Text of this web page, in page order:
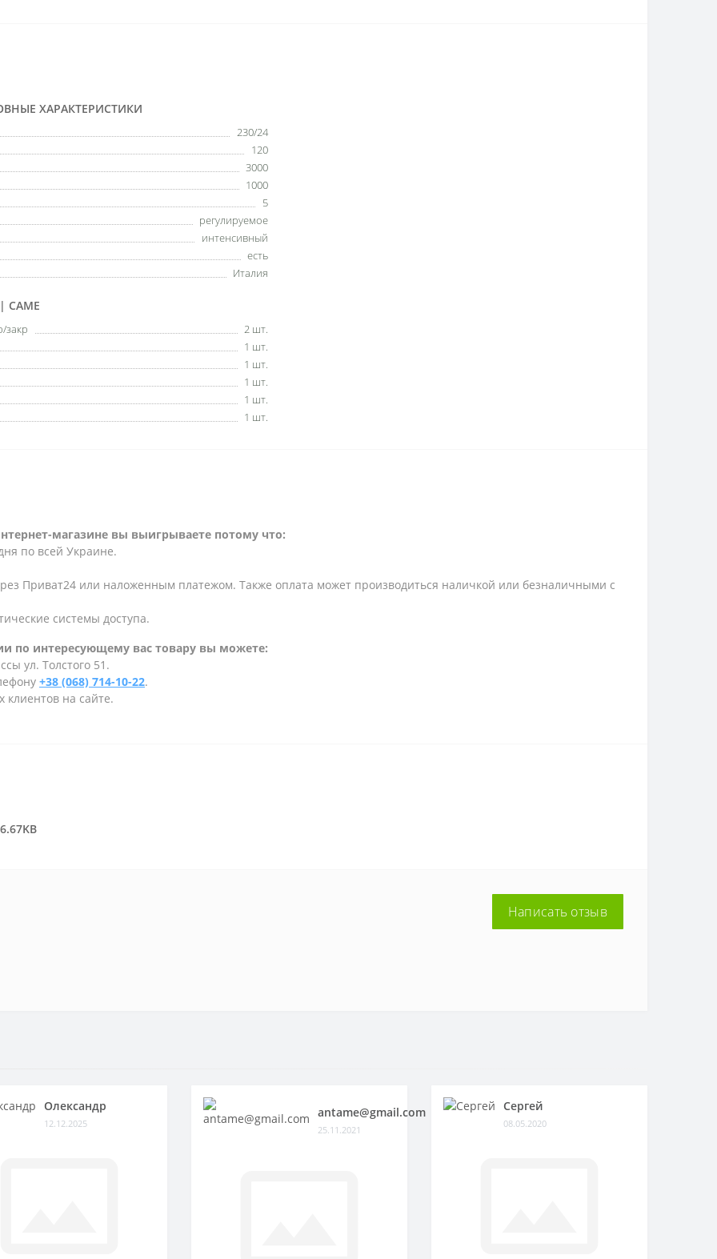
ХАРАКТЕРИСТИКИ
230/24
120
3000
1000
5
регулируемое
интенсивный
есть
Италия
закр
2 шт.
1 шт.
1 шт.
1 шт.
1 шт.
1 шт.
магазине вы выигрываете потому что:
по всей Украине.
Приват24 или наложенным платежом. Также оплата может производиться наличкой или безналичными с
системы доступа.
по интересующему вас товару вы можете:
ул. Толстого 51.
+38 (068) 714-10-22.
клиентов на сайте.
Написать отзыв
Олександр
12.12.2025
antame@gmail.com
25.11.2021
Сергей
08.05.2020